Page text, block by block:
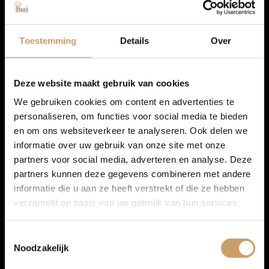
Toestemming Details Over
Deze website maakt gebruik van cookies
We gebruiken cookies om content en advertenties te
personaliseren, om functies voor social media te bieden
en om ons websiteverkeer te analyseren. Ook delen we
informatie over uw gebruik van onze site met onze
partners voor social media, adverteren en analyse. Deze
partners kunnen deze gegevens combineren met andere
informatie die u aan ze heeft verstrekt of die ze hebben
verzameld op basis van uw gebruik van hun services.
Noodzakelijk
Peugeot 308
2022
Benzine
78.400 km
Handgeschakeld
€ 16.450
Autolease
Financiering
Autoverzekeringen
Verkoop
Auto onderhoud
Over Autobedrijf De Baaij